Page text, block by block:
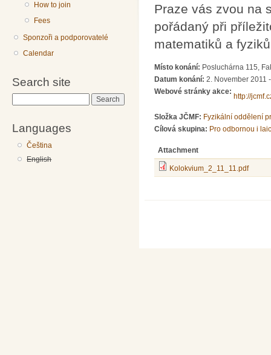
How to join
Fees
Sponzoři a podporovatelé
Calendar
Search site
Languages
Čeština
English
Praze vás zvou na
pořádaný při
matematiků a
Místo konání: Posluchárna 115,
Datum konání: 2. November 2011
Webové stránky akce:
http://
Složka JČMF: Fyzikální oddělení
Cílová skupina: Pro odbornou i
Attachment
Kolokvium_2_11_11.pdf